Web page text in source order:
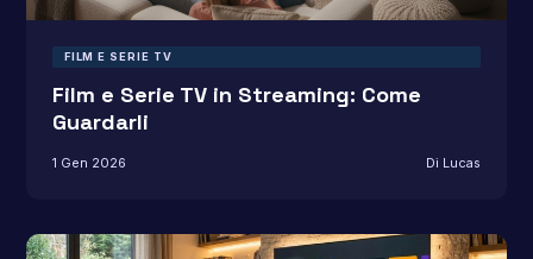
FILM E SERIE TV
Film e Serie TV in Streaming: Come
Guardarli
1 Gen 2026 Di Lucas